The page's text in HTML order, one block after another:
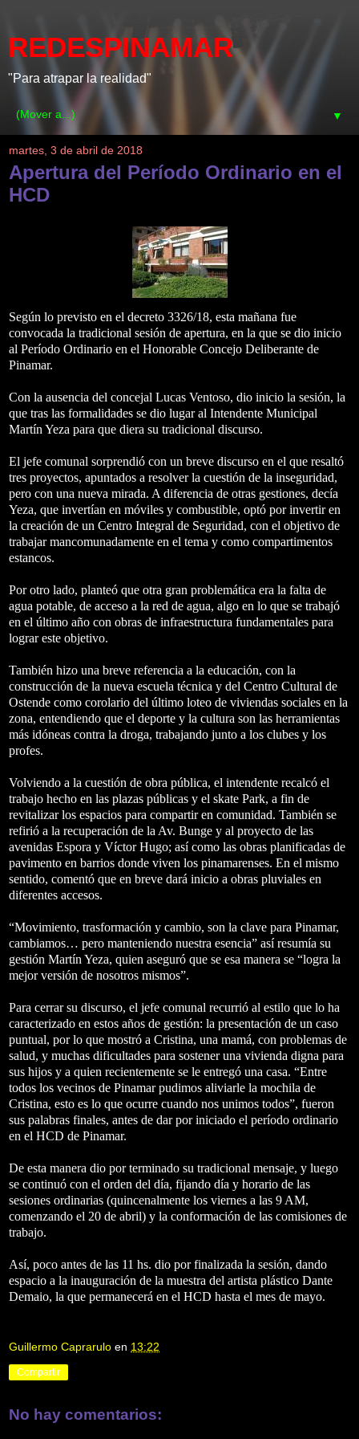
REDESPINAMAR
"Para atrapar la realidad"
▼
martes, 3 de abril de 2018
Apertura del Período Ordinario en el
HCD
Según lo previsto en el decreto 3326/18, esta mañana fue
convocada la tradicional sesión de apertura, en la que se dio inicio
al Período Ordinario en el Honorable Concejo Deliberante de
Pinamar.
Con la ausencia del concejal Lucas Ventoso, dio inicio la sesión, la
que tras las formalidades se dio lugar al Intendente Municipal
Martín Yeza para que diera su tradicional discurso.
El jefe comunal sorprendió con un breve discurso en el que resaltó
tres proyectos, apuntados a resolver la cuestión de la inseguridad,
pero con una nueva mirada. A diferencia de otras gestiones, decía
Yeza, que invertían en móviles y combustible, optó por invertir en
la creación de un Centro Integral de Seguridad, con el objetivo de
trabajar mancomunadamente en el tema y como compartimentos
estancos.
Por otro lado, planteó que otra gran problemática era la falta de
agua potable, de acceso a la red de agua, algo en lo que se trabajó
en el último año con obras de infraestructura fundamentales para
lograr este objetivo.
También hizo una breve referencia a la educación, con la
construcción de la nueva escuela técnica y del Centro Cultural de
Ostende como corolario del último loteo de viviendas sociales en la
zona, entendiendo que el deporte y la cultura son las herramientas
más idóneas contra la droga, trabajando junto a los clubes y los
profes.
Volviendo a la cuestión de obra pública, el intendente recalcó el
trabajo hecho en las plazas públicas y el skate Park, a fin de
revitalizar los espacios para compartir en comunidad. También se
refirió a la recuperación de la Av. Bunge y al proyecto de las
avenidas Espora y Víctor Hugo; así como las obras planificadas de
pavimento en barrios donde viven los pinamarenses. En el mismo
sentido, comentó que en breve dará inicio a obras pluviales en
diferentes accesos.
“Movimiento, trasformación y cambio, son la clave para Pinamar,
cambiamos… pero manteniendo nuestra esencia” así resumía su
gestión Martín Yeza, quien aseguró que se esa manera se “logra la
mejor versión de nosotros mismos”.
Para cerrar su discurso, el jefe comunal recurrió al estilo que lo ha
caracterizado en estos años de gestión: la presentación de un caso
puntual, por lo que mostró a Cristina, una mamá, con problemas de
salud, y muchas dificultades para sostener una vivienda digna para
sus hijos y a quien recientemente se le entregó una casa. “Entre
todos los vecinos de Pinamar pudimos aliviarle la mochila de
Cristina, esto es lo que ocurre cuando nos unimos todos”, fueron
sus palabras finales, antes de dar por iniciado el período ordinario
en el HCD de Pinamar.
De esta manera dio por terminado su tradicional mensaje, y luego
se continuó con el orden del día, fijando día y horario de las
sesiones ordinarias (quincenalmente los viernes a las 9 AM,
comenzando el 20 de abril) y la conformación de las comisiones de
trabajo.
Así, poco antes de las 11 hs. dio por finalizada la sesión, dando
espacio a la inauguración de la muestra del artista plástico Dante
Demaio, la que permanecerá en el HCD hasta el mes de mayo.
Guillermo Caprarulo en 13:22
Compartir
No hay comentarios: